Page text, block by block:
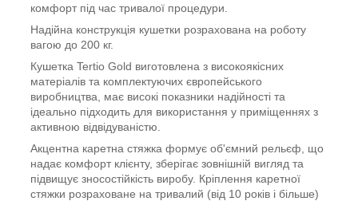
комфорт під час тривалої процедури.
Надійна конструкція кушетки розрахована на роботу
вагою до 200 кг.
Кушетка Tertio Gold виготовлена з високоякісних
матеріалів та комплектуючих європейського
виробництва, має високі показники надійності та
ідеально підходить для використання у приміщеннях з
активною відвідуваністю.
Акцентна каретна стяжка формує об'ємний рельєф, що
надає комфорт клієнту, зберігає зовнішній вигляд та
підвищує зносостійкість виробу. Кріплення каретної
стяжки розраховане на тривалий (від 10 років і більше)